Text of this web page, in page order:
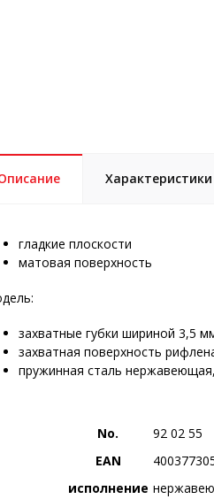
Характеристики
гладкие плоскости
матовая поверхность
захватные губки шириной 3,5
захватная поверхность
пружинная сталь
No.
92 02 55
EAN
исполнение